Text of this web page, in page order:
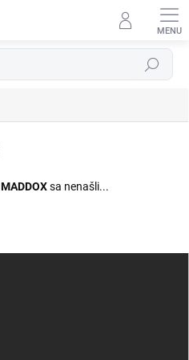
Hľadať
sa nenašli...